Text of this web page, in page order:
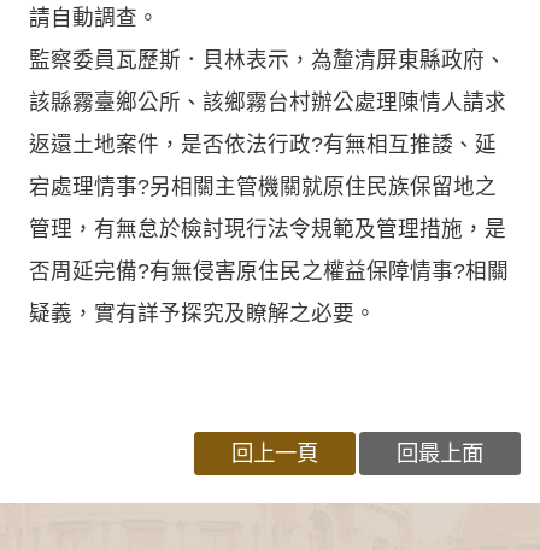
請自動調查。
監察委員瓦歷斯．貝林表示，為釐清屏東縣政府、
該縣霧臺鄉公所、該鄉霧台村辦公處理陳情人請求
返還土地案件，是否依法行政?有無相互推諉、延
宕處理情事?另相關主管機關就原住民族保留地之
管理，有無怠於檢討現行法令規範及管理措施，是
否周延完備?有無侵害原住民之權益保障情事?相關
疑義，實有詳予探究及瞭解之必要。
回上一頁 回最上面